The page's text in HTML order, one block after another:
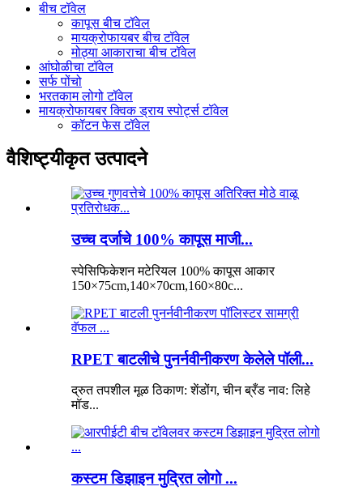
बीच टॉवेल
कापूस बीच टॉवेल
मायक्रोफायबर बीच टॉवेल
मोठ्या आकाराचा बीच टॉवेल
आंघोळीचा टॉवेल
सर्फ पोंचो
भरतकाम लोगो टॉवेल
मायक्रोफायबर क्विक ड्राय स्पोर्ट्स टॉवेल
कॉटन फेस टॉवेल
वैशिष्ट्यीकृत उत्पादने
उच्च दर्जाचे 100% कापूस माजी...
स्पेसिफिकेशन मटेरियल 100% कापूस आकार
150×75cm,140×70cm,160×80c...
RPET बाटलीचे पुनर्नवीनीकरण केलेले पॉली...
द्रुत तपशील मूळ ठिकाण: शेंडोंग, चीन ब्रँड नाव: लिहे
मॉड...
कस्टम डिझाइन मुद्रित लोगो ...